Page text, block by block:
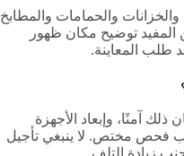
والحمامات والمطابخ
توضيح مكان ظهور
طلب المعاينة.
آمنًا، وإبعاد الأجهزة
فحص مختص. لا ينبغي تأجيل
زيادة التلف.